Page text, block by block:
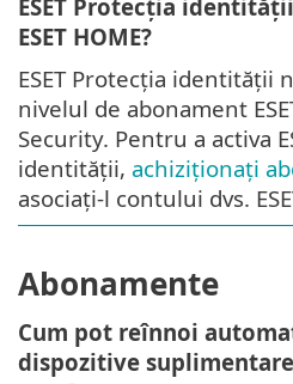
ESET Protecția
ESET HOME?
ESET Protecția identității
nivelul de abonament
Security. Pentru a activa
identității, achiziționați
asociați-l contului dvs.
Abonamente
Cum pot reînnoi
dispozitive